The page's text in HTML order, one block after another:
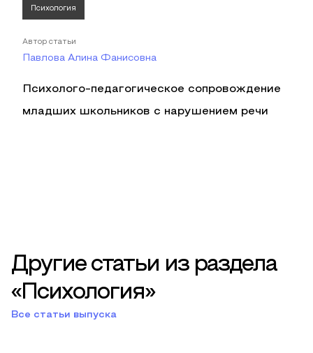
Психология
Автор статьи
Павлова Алина Фанисовна
Психолого-педагогическое сопровождение
младших школьников с нарушением речи
Другие статьи из раздела
«Психология»
Все статьи выпуска